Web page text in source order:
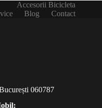
Accesorii Bicicleta
Blog
Contact
060787